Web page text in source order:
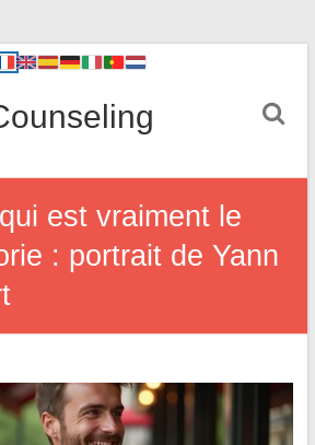
est vraiment le
: portrait de Yann